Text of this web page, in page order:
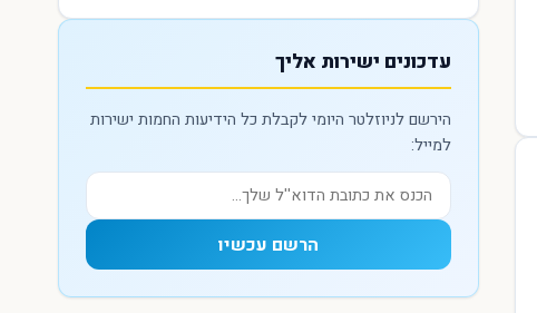
עדכונים ישירות אליך
הירשם לניוזלטר היומי לקבלת כל הידיעות החמות ישירות
למייל:
הרשם עכשיו